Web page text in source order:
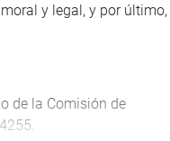
y legal, y por último,
de la Comisión de